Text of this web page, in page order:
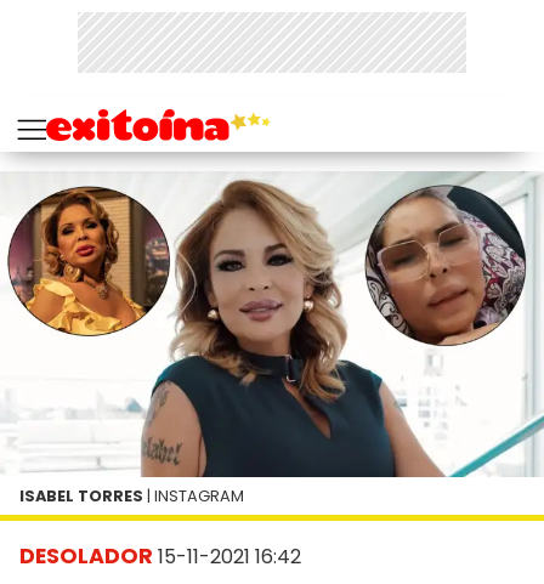
DESOLADOR 15-11-2021 16:42
ISABEL TORRES | INSTAGRAM